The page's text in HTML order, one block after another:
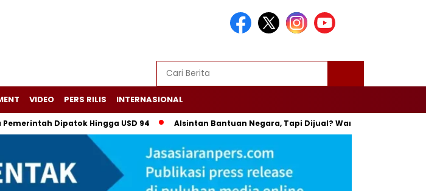
VIDEO PERS RILIS INTERNASIONAL
Dipatok Hingga USD 94 Alsintan Bantuan Negara, Tapi Dijual? Wamentan: Itu Bisa